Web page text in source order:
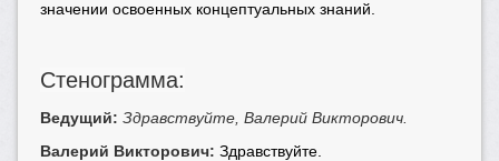
значении освоенных концептуальных знаний.
Стенограмма:
Ведущий: Здравствуйте, Валерий Викторович.
Валерий Викторович: Здравствуйте.